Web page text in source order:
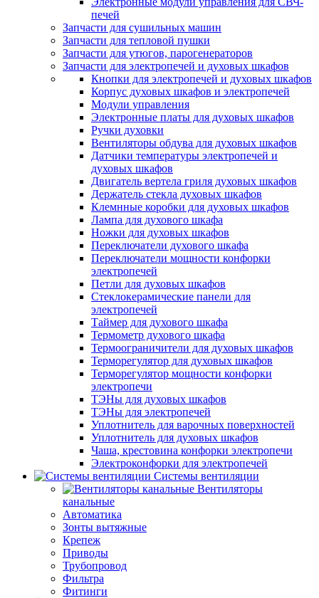
печей
Запчасти для сушильных машин
Запчасти для тепловой пушки
Запчасти для утюгов, парогенераторов
Запчасти для электропечей и духовых шкафов
Кнопки для электропечей и духовых шкафов
Корпус духовых шкафов и электропечей
Модули управления
Электронные платы для духовых шкафов
Ручки духовки
Вентиляторы обдува для духовых шкафов
Датчики температуры электропечей и
духовых шкафов
Двигатель вертела гриля духовых шкафов
Держатель стекла духовых шкафов
Клемнные коробки для духовых шкафов
Лампа для духового шкафа
Ножки для духовых шкафов
Переключатели духового шкафа
Переключатели мощности конфорки
электропечей
Петли для духовых шкафов
Стеклокерамические панели для
электропечей
Таймер для духового шкафа
Термометр духового шкафа
Термоограничители для духовых шкафов
Терморегулятор для духовых шкафов
Терморегулятор мощности конфорки
электропечи
ТЭНы для духовых шкафов
ТЭНы для электропечей
Уплотнитель для варочных поверхностей
Уплотнитель для духовых шкафов
Чаша, крестовина конфорки электропечи
Электроконфорки для электропечей
Системы вентиляции
Вентиляторы
канальные
Автоматика
Зонты вытяжные
Крепеж
Приводы
Трубопровод
Фильтра
Фитинги